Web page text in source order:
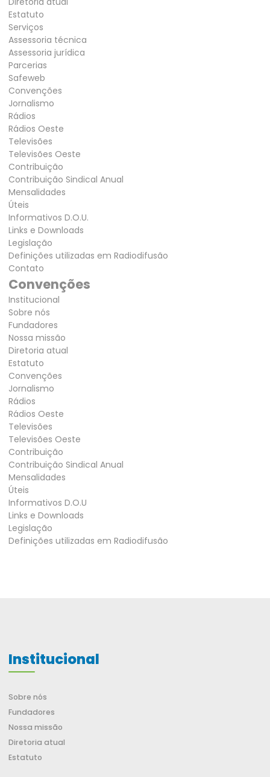
Estatuto
Serviços
Assessoria técnica
Assessoria jurídica
Parcerias
Safeweb
Convenções
Jornalismo
Rádios
Rádios Oeste
Televisões
Televisões Oeste
Contribuição
Contribuição Sindical Anual
Mensalidades
Úteis
Informativos D.O.U.
Links e Downloads
Legislação
Definições utilizadas em Radiodifusão
Contato
Convenções
Institucional
Sobre nós
Fundadores
Nossa missão
Diretoria atual
Estatuto
Convenções
Jornalismo
Rádios
Rádios Oeste
Televisões
Televisões Oeste
Contribuição
Contribuição Sindical Anual
Mensalidades
Úteis
Informativos D.O.U
Links e Downloads
Legislação
Definições utilizadas em Radiodifusão
Institucional
Sobre nós
Fundadores
Nossa missão
Diretoria atual
Estatuto